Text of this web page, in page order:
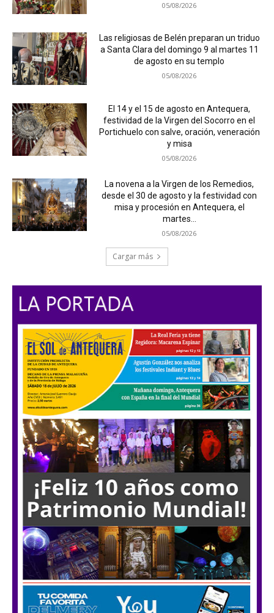
05/08/2026
Las religiosas de Belén preparan un triduo
a Santa Clara del domingo 9 al martes 11
de agosto en su templo
05/08/2026
El 14 y el 15 de agosto en Antequera,
festividad de la Virgen del Socorro en el
Portichuelo con salve, oración, veneración
y misa
05/08/2026
La novena a la Virgen de los Remedios,
desde el 30 de agosto y la festividad con
misa y procesión en Antequera, el
martes...
05/08/2026
Cargar más